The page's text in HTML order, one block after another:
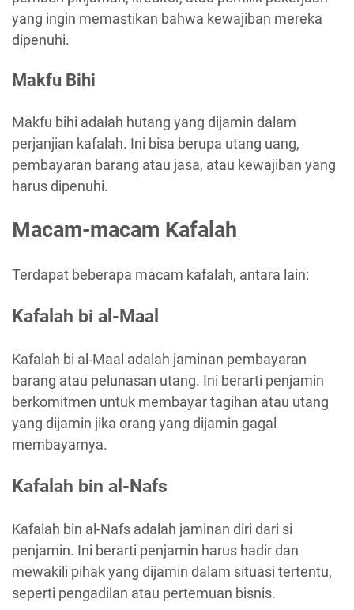
yang ingin memastikan bahwa kewajiban mereka
dipenuhi.
Makfu Bihi
Makfu bihi adalah hutang yang dijamin dalam
perjanjian kafalah. Ini bisa berupa utang uang,
pembayaran barang atau jasa, atau kewajiban yang
harus dipenuhi.
Macam-macam Kafalah
Terdapat beberapa macam kafalah, antara lain:
Kafalah bi al-Maal
Kafalah bi al-Maal adalah jaminan pembayaran
barang atau pelunasan utang. Ini berarti penjamin
berkomitmen untuk membayar tagihan atau utang
yang dijamin jika orang yang dijamin gagal
membayarnya.
Kafalah bin al-Nafs
Kafalah bin al-Nafs adalah jaminan diri dari si
penjamin. Ini berarti penjamin harus hadir dan
mewakili pihak yang dijamin dalam situasi tertentu,
seperti pengadilan atau pertemuan bisnis.